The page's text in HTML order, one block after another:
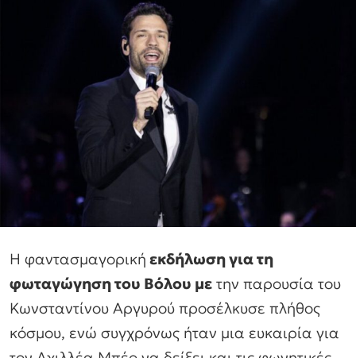
Η φαντασμαγορική εκδήλωση για τη
φωταγώγηση του Βόλου με την παρουσία του
Κωνσταντίνου Αργυρού προσέλκυσε πλήθος
κόσμου, ενώ συγχρόνως ήταν μια ευκαιρία για